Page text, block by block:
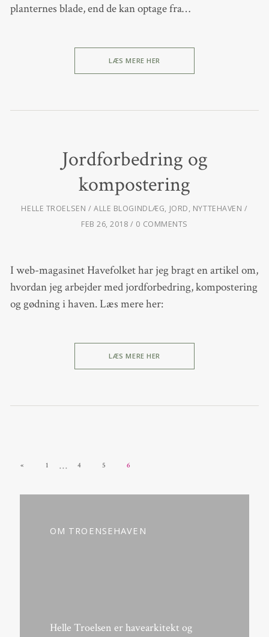
planternes blade, end de kan optage fra…
LÆS MERE HER
Jordforbedring og
kompostering
HELLE TROELSEN ALLE BLOGINDLÆG, JORD, NYTTEHAVEN
FEB 26, 2018
0 COMMENTS
I web-magasinet Havefolket har jeg bragt en artikel om,
hvordan jeg arbejder med jordforbedring, kompostering
og gødning i haven. Læs mere her:
LÆS MERE HER
« 1 … 4 5 6
OM TROENSEHAVEN
Helle Troelsen er havearkitekt og